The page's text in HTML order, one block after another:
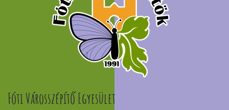
Fóti Városszépítő Egyesület